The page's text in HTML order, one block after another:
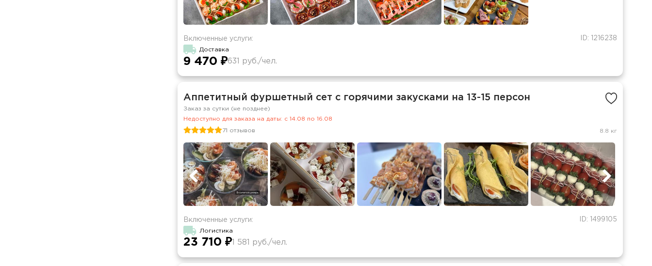
ID: 1216238
Включенные услуги:
Доставка
9 470 ₽631 руб./чел.
Аппетитный фуршетный сет с горячими закусками на 13-15 персон
Заказ за сутки (не позднее)
Недоступно для заказа на даты: c 14.08 по 16.08
71 отзывов 8.8 кг
ID: 1499105
Включенные услуги:
Логистика
23 710 ₽1 581 руб./чел.